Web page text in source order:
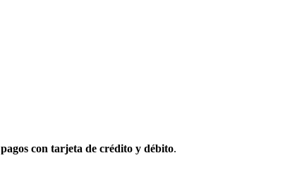
pagos con tarjeta de crédito y débito.